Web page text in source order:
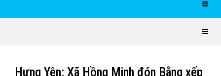
Hưng Yên: Xã Hồng Minh đón Bằng xếp